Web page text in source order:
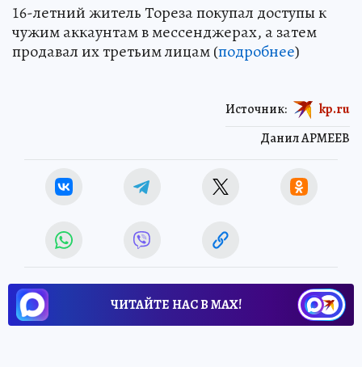
16-летний житель Тореза покупал доступы к
чужим аккаунтам в мессенджерах, а затем
продавал их третьим лицам (подробнее)
Данил АРМЕЕВ
Источник: kp.ru
ЧИТАЙТЕ НАС В МАХ!